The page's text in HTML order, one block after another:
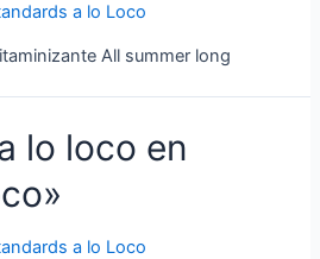
a lo Loco
All summer long
lo loco en
a lo Loco